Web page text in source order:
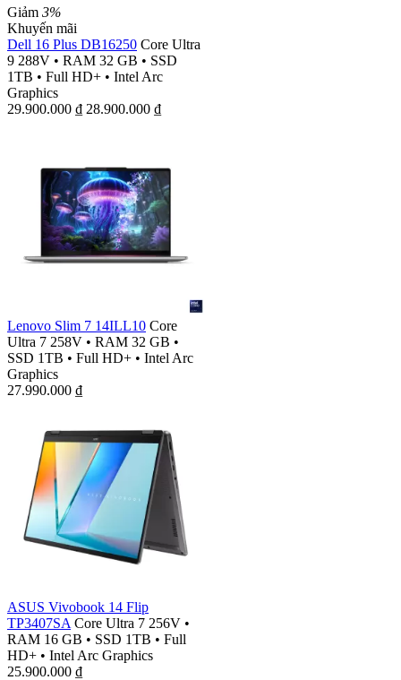
Giảm 3%
Khuyến mãi
Dell 16 Plus DB16250 Core Ultra
9 288V • RAM 32 GB • SSD
1TB • Full HD+ • Intel Arc
Graphics
29.900.000 ₫ 28.900.000 ₫
Lenovo Slim 7 14ILL10 Core
Ultra 7 258V • RAM 32 GB •
SSD 1TB • Full HD+ • Intel Arc
Graphics
27.990.000 ₫
ASUS Vivobook 14 Flip
TP3407SA Core Ultra 7 256V •
RAM 16 GB • SSD 1TB • Full
HD+ • Intel Arc Graphics
25.900.000 ₫